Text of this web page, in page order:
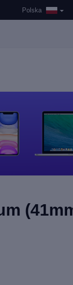
Polska